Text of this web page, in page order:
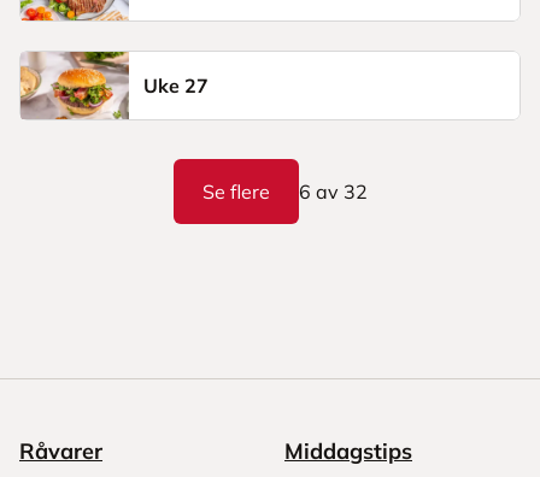
Uke 27
Se flere 6 av 32
Råvarer Middagstips